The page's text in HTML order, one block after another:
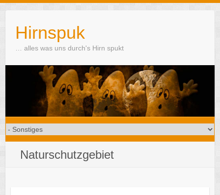
contentHirnspuk
… alles was uns durch's Hirn spukt
Naturschutzgebiet